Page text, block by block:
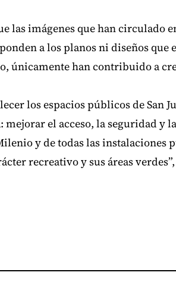
imágenes que han circulado
a los planos ni diseños que
únicamente han contribuido a
los espacios públicos de San
el acceso, la seguridad y
y de todas las instalaciones
recreativo y sus áreas